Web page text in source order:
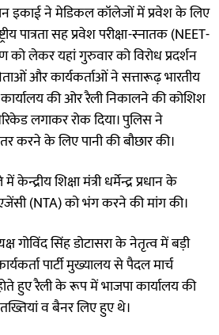
इकाई ने मेडिकल कॉलेजों में प्रवेश के लिए
पात्रता सह प्रवेश परीक्षा-स्नातक (NEET-
को लेकर यहां गुरुवार को विरोध प्रदर्शन
और कार्यकर्ताओं ने सत्तारूढ़ भारतीय
कार्यालय की ओर रैली निकालने की कोशिश
लगाकर रोक दिया। पुलिस ने
करने के लिए पानी की बौछार की।
शिक्षा मंत्री धर्मेन्द्र प्रधान के
एजेंसी (NTA) को भंग करने की मांग की।
गोविंद सिंह डोटासरा के नेतृत्व में बड़ी
पार्टी मुख्यालय से पैदल मार्च
हुए रैली के रूप में भाजपा कार्यालय की
व बैनर लिए हुए थे।